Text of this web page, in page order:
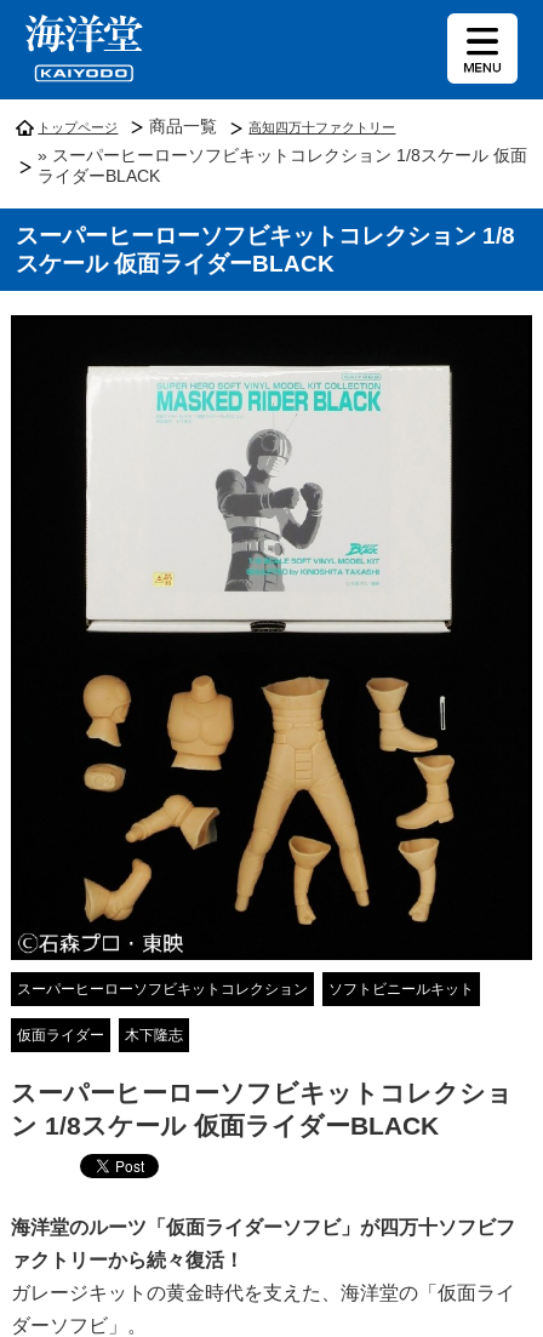
トップページ 商品一覧 高知四万十ファクトリー
» スーパーヒーローソフビキットコレクション 1/8スケール 仮面
ライダーBLACK
スーパーヒーローソフビキットコレクション 1/8
スケール 仮面ライダーBLACK
スーパーヒーローソフビキットコレクション ソフトビニールキット
仮面ライダー 木下隆志
スーパーヒーローソフビキットコレクショ
ン 1/8スケール 仮面ライダーBLACK
海洋堂のルーツ「仮面ライダーソフビ」が四万十ソフビフ
ァクトリーから続々復活！
ガレージキットの黄金時代を支えた、海洋堂の「仮面ライ
ダーソフビ」。